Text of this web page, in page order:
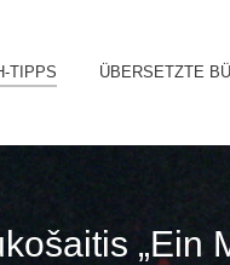
TIPPS ÜBERSETZTE
„Ein